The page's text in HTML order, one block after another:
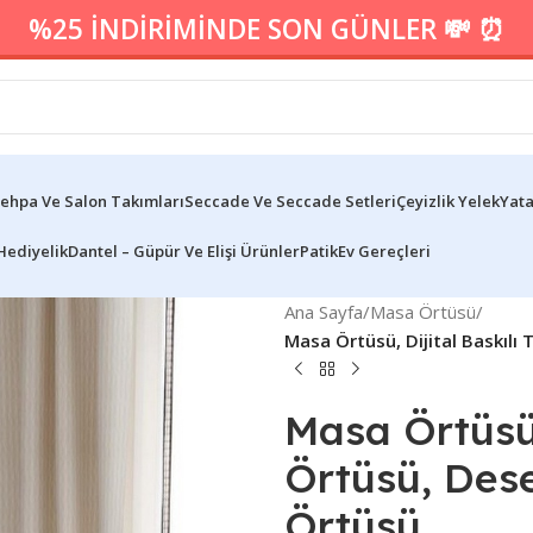
%25 İNDİRİMİNDE SON GÜNLER 💸 ⏰
Ve Salon TakımlarıSeccade Ve Seccade SetleriÇeyizlik Yelek
Dantel – Güpür Ve Elişi ÜrünlerPatikEv Gereçleri
Ana Sayfa/Masa Örtüsü/
Masa Örtüsü, Dijital
Masa
Örtüsü,